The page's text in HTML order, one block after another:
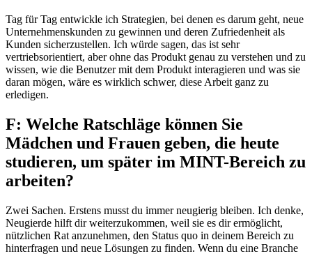
Tag für Tag entwickle ich Strategien, bei denen es darum geht, neue
Unternehmenskunden zu gewinnen und deren Zufriedenheit als
Kunden sicherzustellen. Ich würde sagen, das ist sehr
vertriebsorientiert, aber ohne das Produkt genau zu verstehen und zu
wissen, wie die Benutzer mit dem Produkt interagieren und was sie
daran mögen, wäre es wirklich schwer, diese Arbeit ganz zu
erledigen.
F: Welche Ratschläge können Sie
Mädchen und Frauen geben, die heute
studieren, um später im MINT-Bereich zu
arbeiten?
Zwei Sachen. Erstens musst du immer neugierig bleiben. Ich denke,
Neugierde hilft dir weiterzukommen, weil sie es dir ermöglicht,
nützlichen Rat anzunehmen, den Status quo in deinem Bereich zu
hinterfragen und neue Lösungen zu finden. Wenn du eine Branche